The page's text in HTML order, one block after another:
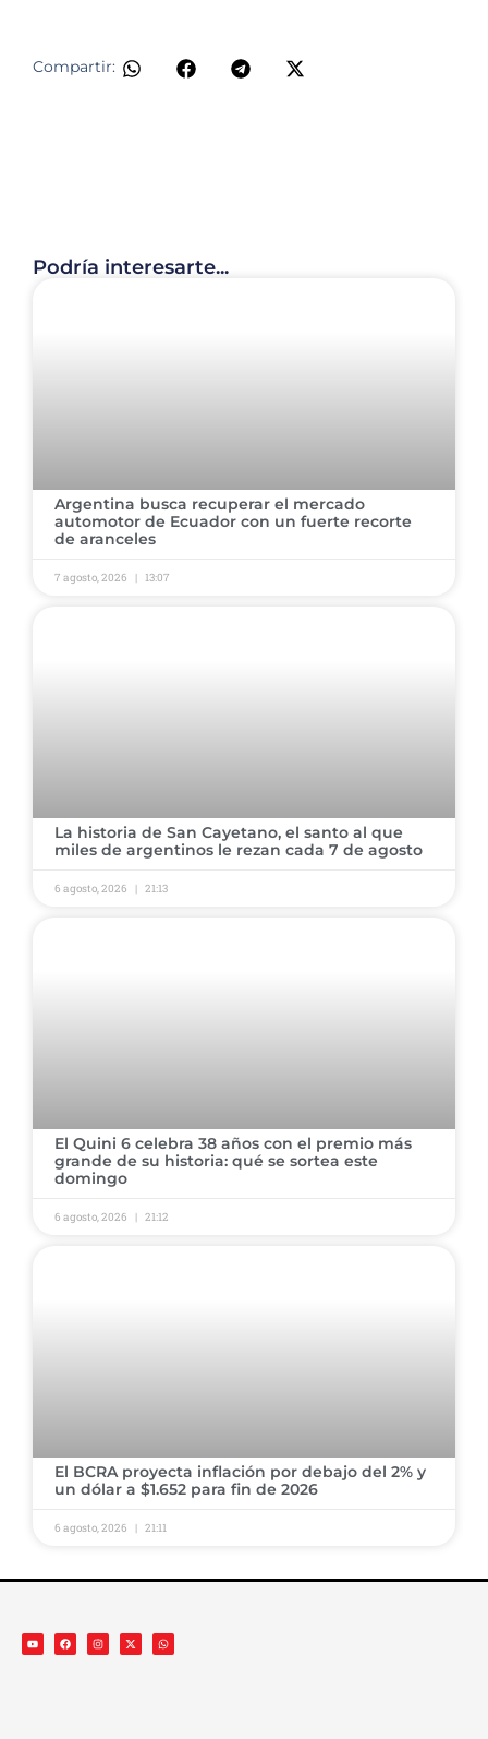
Compartir:
Podría interesarte...
Argentina busca recuperar el mercado
automotor de Ecuador con un fuerte recorte
de aranceles
7 agosto, 2026 13:07
La historia de San Cayetano, el santo al que
miles de argentinos le rezan cada 7 de agosto
6 agosto, 2026 21:13
El Quini 6 celebra 38 años con el premio más
grande de su historia: qué se sortea este
domingo
6 agosto, 2026 21:12
El BCRA proyecta inflación por debajo del 2% y
un dólar a $1.652 para fin de 2026
6 agosto, 2026 21:11